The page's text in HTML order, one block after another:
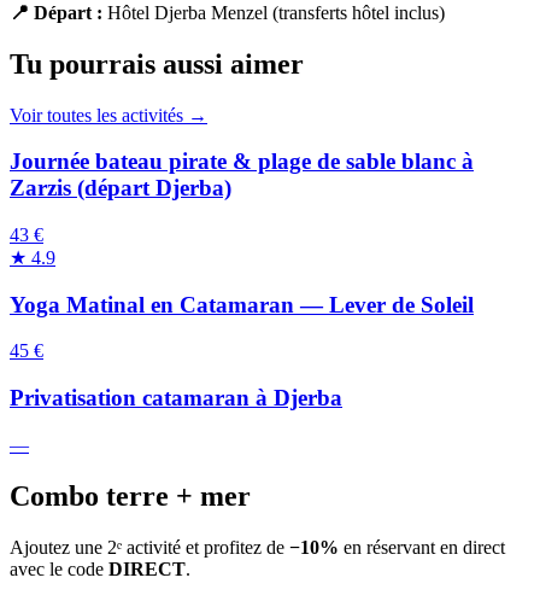
📍 Départ : Hôtel Djerba Menzel (transferts hôtel inclus)
Tu pourrais aussi aimer
Voir toutes les activités →
Journée bateau pirate & plage de sable blanc à
Zarzis (départ Djerba)
43 €
★ 4.9
Yoga Matinal en Catamaran — Lever de Soleil
45 €
Privatisation catamaran à Djerba
—
Combo terre + mer
Ajoutez une 2ᵉ activité et profitez de −10% en réservant en direct
avec le code DIRECT.